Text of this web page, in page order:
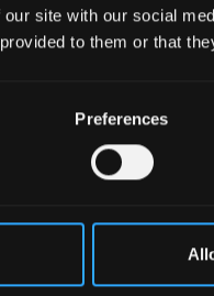
site with our social
to them or that
Preferences
l'effet